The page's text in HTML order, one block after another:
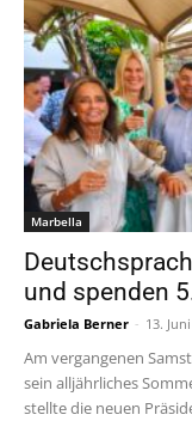
Marbella
und spenden
Gabriela Berner - 13.
Am vergangenen
sein alljährliches
stellte die neuen